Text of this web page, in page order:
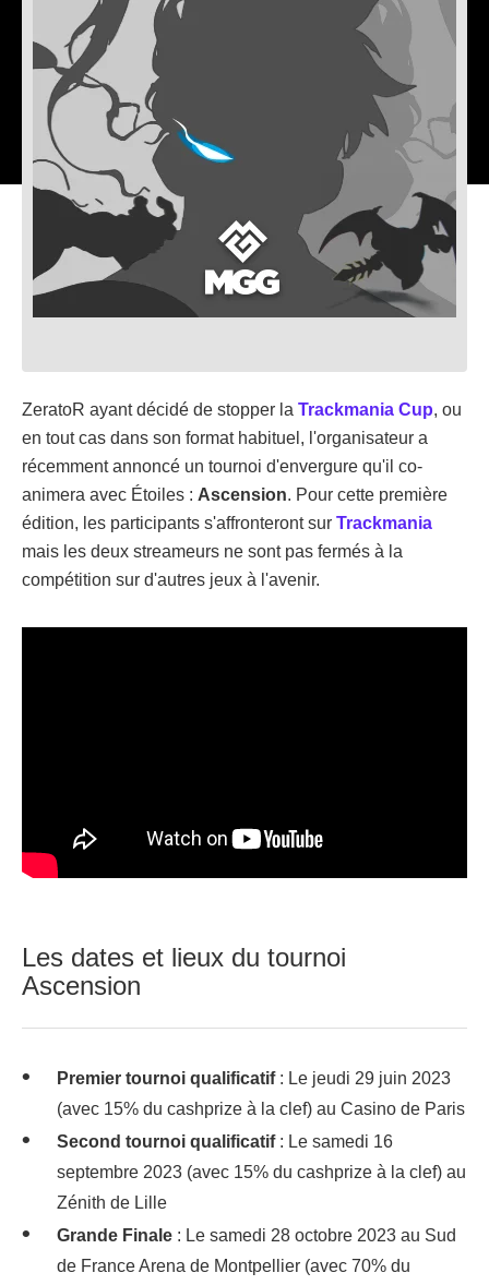
ZeratoR ayant décidé de stopper la Trackmania Cup, ou
en tout cas dans son format habituel, l'organisateur a
récemment annoncé un tournoi d'envergure qu'il co-
animera avec Étoiles : Ascension. Pour cette première
édition, les participants s'affronteront sur Trackmania
mais les deux streameurs ne sont pas fermés à la
compétition sur d'autres jeux à l'avenir.
Les dates et lieux du tournoi
Ascension
Premier tournoi qualificatif: Le jeudi 29 juin 2023
(avec 15% du cashprize à la clef) au Casino de Paris
Second tournoi qualificatif: Le samedi 16
septembre 2023 (avec 15% du cashprize à la clef) au
Zénith de Lille
Grande Finale : Le samedi 28 octobre 2023 au Sud
de France Arena de Montpellier (avec 70% du